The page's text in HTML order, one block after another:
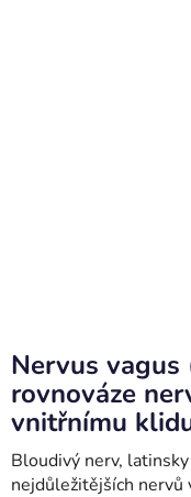
Nervus
rovnováze
vnitřnímu
Bloudivý nerv,
nejdůležitějších nervů